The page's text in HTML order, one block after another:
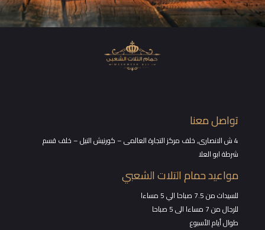
تواصل معنا
4 ش الانصارى, خلف مركز التجارة العالمى – كورنيش النيل – خلف قسم
شرطة ابو العلا
مواعيد حمام التلات الشعبي
للسيدات من 7.5 صباحا الي 5 مساءا
للرجال من 7 مساءا الى 5 صباحا
طوال أيام الأسبوع